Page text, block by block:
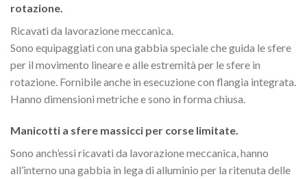
rotazione.
Ricavati da lavorazione meccanica.
Sono equipaggiati con una gabbia speciale che guida le sfere
per il movimento lineare e alle estremità per le sfere in
rotazione. Fornibile anche in esecuzione con flangia integrata.
Hanno dimensioni metriche e sono in forma chiusa.
Manicotti a sfere massicci per corse limitate.
Sono anch’essi ricavati da lavorazione meccanica, hanno
all’interno una gabbia in lega di alluminio per la ritenuta delle